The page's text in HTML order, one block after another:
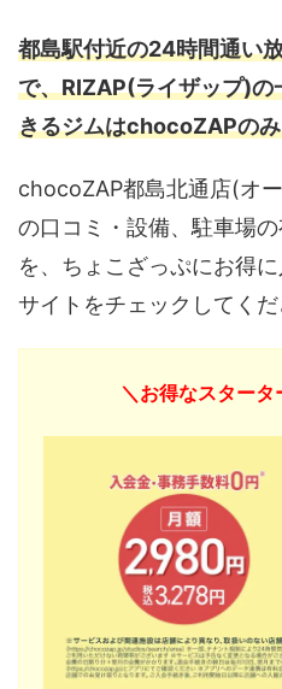
都島駅付近の24時間通い
で、RIZAP(ライザップ)の
きるジムはchocoZAPの
chocoZAP都島北通店(オ
の口コミ・設備、駐車場
を、ちょこざっぷにお得
サイトをチェックしてく
＼お得なスタータ